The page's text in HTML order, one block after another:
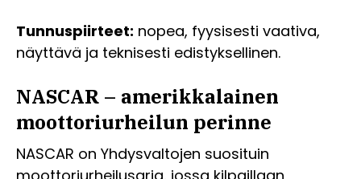
Tunnuspiirteet: nopea, fyysisesti vaativa,
näyttävä ja teknisesti edistyksellinen.
NASCAR – amerikkalainen
moottoriurheilun perinne
NASCAR on Yhdysvaltojen suosituin